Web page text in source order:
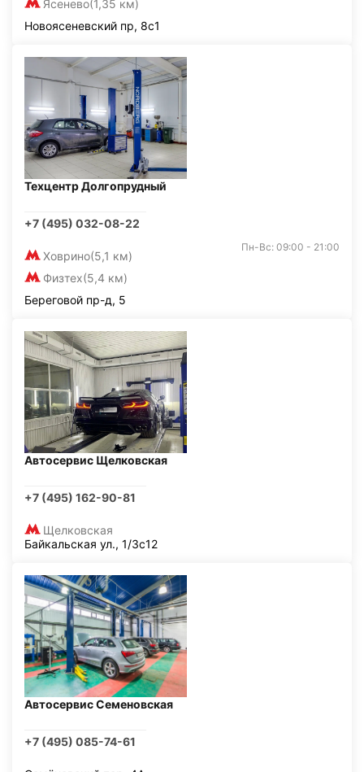
Ясенево(1,35 км)
Новоясеневский пр, 8с1
Техцентр Долгопрудный
+7 (495) 032-08-22
Ховрино(5,1 км)
Физтех(5,4 км)
Пн-Вс: 09:00 - 21:00
Береговой пр-д, 5
Автосервис Щелковская
+7 (495) 162-90-81
Щелковская
Байкальская ул., 1/3с12
Автосервис Семеновская
+7 (495) 085-74-61